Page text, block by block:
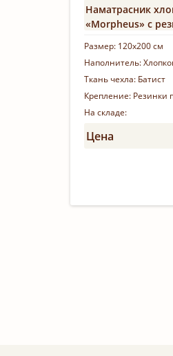
Наматрасник
«Morpheus» с
Размер: 120х200 см
Наполнитель:
Ткань чехла: Батист
Крепление: Резинки
На складе:
Цена